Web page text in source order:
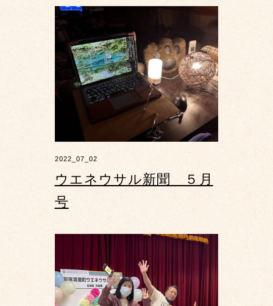
2022_07_02
ウエネウサル新聞 ５月
号